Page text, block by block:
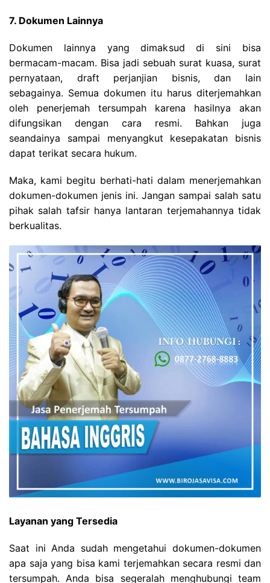
7. Dokumen Lainnya
Dokumen lainnya yang dimaksud di sini bisa
bermacam-macam. Bisa jadi sebuah surat kuasa, surat
pernyataan, draft perjanjian bisnis, dan lain
sebagainya. Semua dokumen itu harus diterjemahkan
oleh penerjemah tersumpah karena hasilnya akan
difungsikan dengan cara resmi. Bahkan juga
seandainya sampai menyangkut kesepakatan bisnis
dapat terikat secara hukum.
Maka, kami begitu berhati-hati dalam menerjemahkan
dokumen-dokumen jenis ini. Jangan sampai salah satu
pihak salah tafsir hanya lantaran terjemahannya tidak
berkualitas.
Layanan yang Tersedia
Saat ini Anda sudah mengetahui dokumen-dokumen
apa saja yang bisa kami terjemahkan secara resmi dan
tersumpah. Anda bisa segeralah menghubungi team